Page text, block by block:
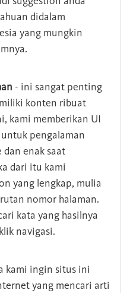
didalam
yang mungkin
- ini sangat penting
konten ribuat
kami memberikan UI
pengalaman
enak saat
dari itu kami
yang lengkap, mulia
nomor halaman.
kata yang hasilnya
navigasi.
kami ingin situs ini
yang mencari arti